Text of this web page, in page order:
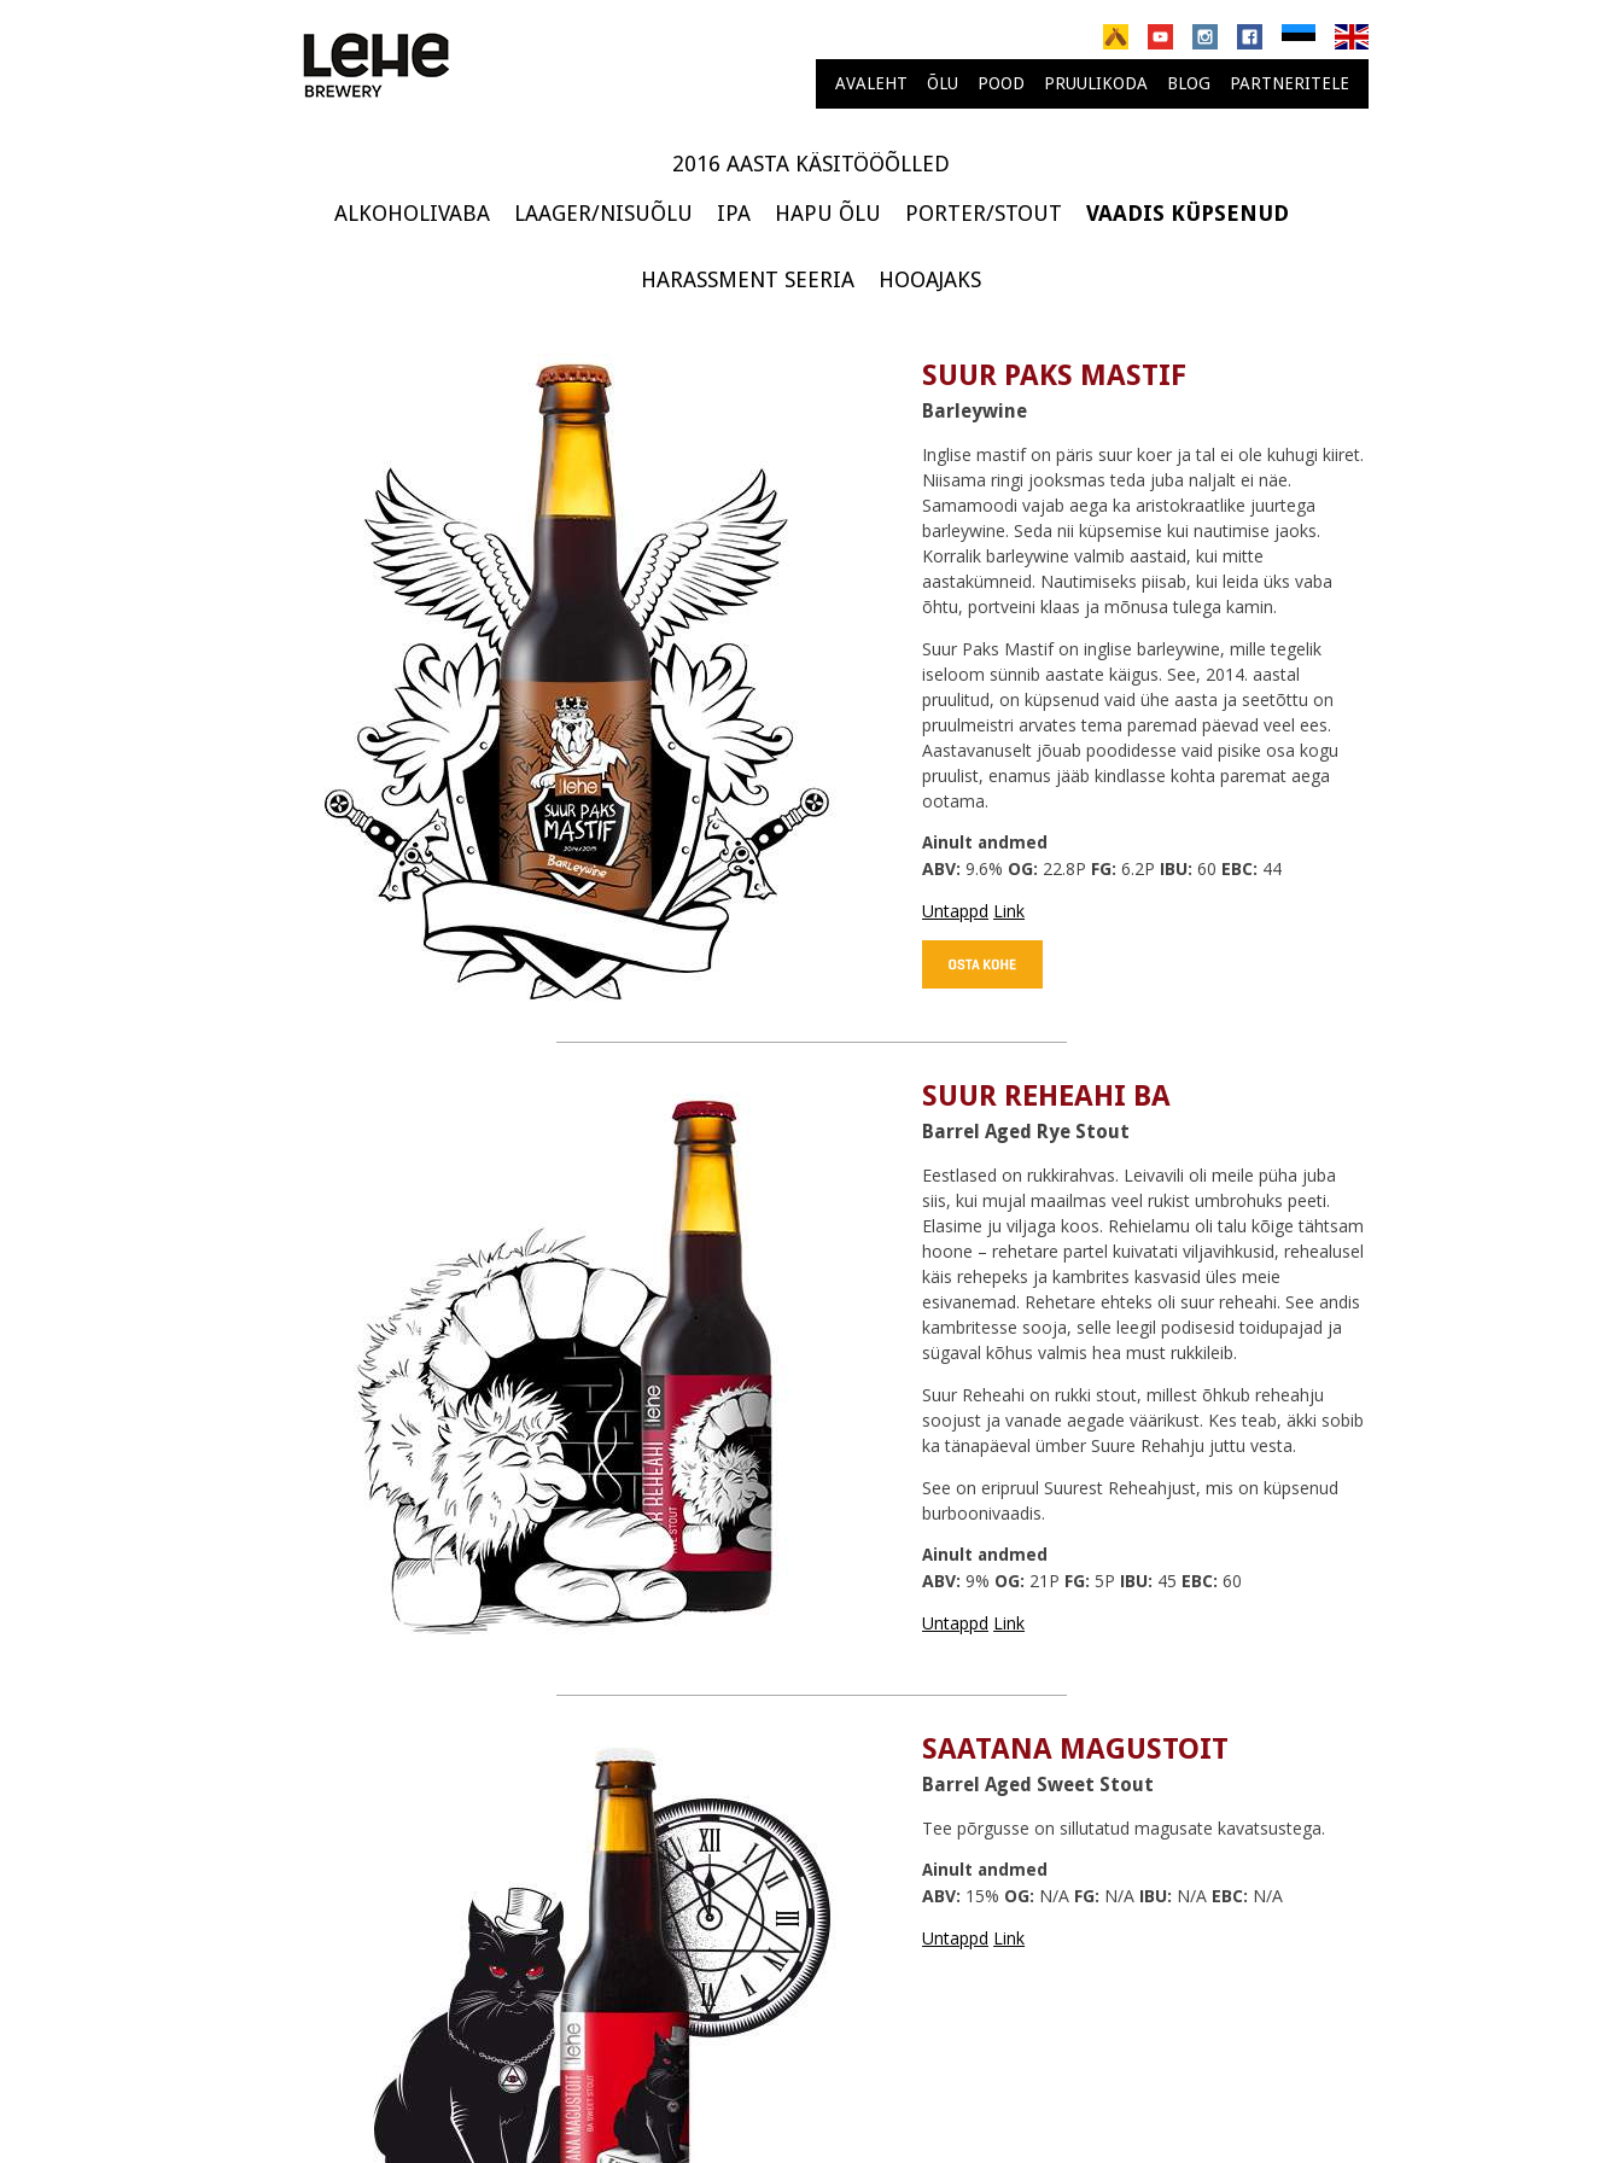
AVALEHT ÕLU POOD PRUULIKODA BLOG PARTNERITELE
2016 AASTA KÄSITÖÖÕLLED
ALKOHOLIVABA
LAAGER/NISUÕLU IPA HAPU ÕLU PORTER/STOUT VAADIS KÜPSENUD
HARASSMENT SEERIA HOOAJAKS
SUUR PAKS MASTIF
Barleywine
Inglise mastif on päris suur koer ja tal ei ole kuhugi kiiret.
Niisama ringi jooksmas teda juba naljalt ei näe.
Samamoodi vajab aega ka aristokraatlike juurtega
barleywine. Seda nii küpsemise kui nautimise jaoks.
Korralik barleywine valmib aastaid, kui mitte
aastakümneid. Nautimiseks piisab, kui leida üks vaba
õhtu, portveini klaas ja mõnusa tulega kamin.
Suur Paks Mastif on inglise barleywine, mille tegelik
iseloom sünnib aastate käigus. See, 2014. aastal
pruulitud, on küpsenud vaid ühe aasta ja seetõttu on
pruulmeistri arvates tema paremad päevad veel ees.
Aastavanuselt jõuab poodidesse vaid pisike osa kogu
pruulist, enamus jääb kindlasse kohta paremat aega
ootama.
Ainult andmed
ABV:9.6% OG: 22.8P FG:6.2P IBU:60 EBC: 44
Untappd Link
SUUR REHEAHI BA
Barrel Aged Rye Stout
Eestlased on rukkirahvas. Leivavili oli meile püha juba
siis, kui mujal maailmas veel rukist umbrohuks peeti.
Elasime ju viljaga koos. Rehielamu oli talu kõige tähtsam
hoone – rehetare partel kuivatati viljavihkusid, rehealusel
käis rehepeks ja kambrites kasvasid üles meie
esivanemad. Rehetare ehteks oli suur reheahi. See andis
kambritesse sooja, selle leegil podisesid toidupajad ja
sügaval kõhus valmis hea must rukkileib.
Suur Reheahi on rukki stout, millest õhkub reheahju
soojust ja vanade aegade väärikust. Kes teab, äkki sobib
ka tänapäeval ümber Suure Rehahju juttu vesta.
See on eripruul Suurest Reheahjust, mis on küpsenud
burboonivaadis.
Ainult andmed
ABV:9% OG: 21P FG: 5P IBU: 45 EBC:60
Untappd Link
SAATANA MAGUSTOIT
Barrel Aged Sweet Stout
Tee põrgusse on sillutatud magusate kavatsustega.
Ainult andmed
ABV: 15% OG: N/A FG: N/A IBU: N/A EBC: N/A
Untappd Link